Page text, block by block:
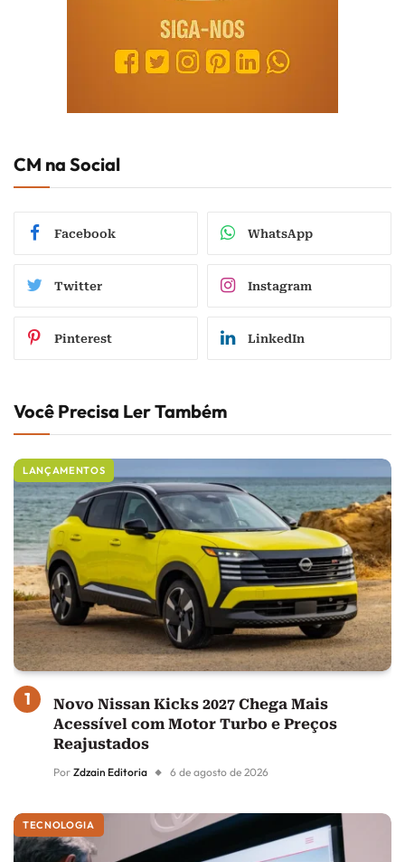
CM na Social
Facebook WhatsApp
Twitter Instagram
Pinterest LinkedIn
Você Precisa Ler Também
LANÇAMENTOS
Novo Nissan Kicks 2027 Chega Mais
Acessível com Motor Turbo e Preços
Reajustados
Por Zdzain Editoria 6 de agosto de 2026
TECNOLOGIA